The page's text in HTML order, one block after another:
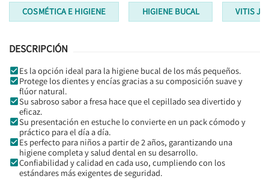
COSMÉTICA E HIGIENE HIGIENE BUCAL VITIS
DESCRIPCIÓN
Es la opción ideal para la higiene bucal de los más pequeños.
Protege los dientes y encías gracias a su composición suave y
flúor natural.
Su sabroso sabor a fresa hace que el cepillado sea divertido y
eficaz.
Su presentación en estuche lo convierte en un pack cómodo y
práctico para el día a día.
Es perfecto para niños a partir de 2 años, garantizando una
higiene completa y salud dental en su desarrollo.
Confiabilidad y calidad en cada uso, cumpliendo con los
estándares más exigentes de seguridad.